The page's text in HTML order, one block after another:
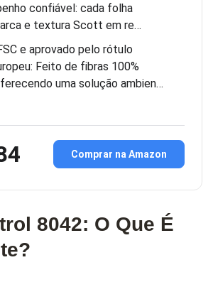
confiável: cada folha
e textura Scott em re…
e aprovado pelo rótulo
Feito de fibras 100%
uma solução ambien…
Comprar na Amazon
8042: O Que É